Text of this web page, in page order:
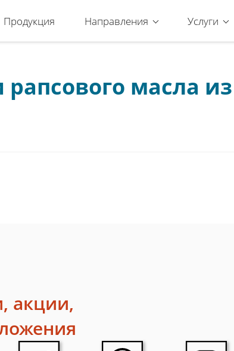
Продукция Направления Услуги
масла
акции,